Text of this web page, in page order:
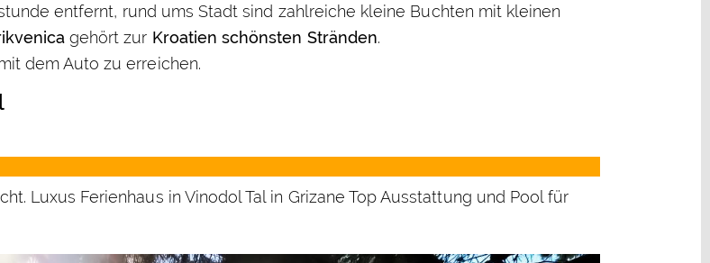
entfernt, rund ums Stadt sind zahlreiche kleine Buchten mit kleinen
gehört zur Kroatien schönsten Stränden.
dem Auto zu erreichen.
Luxus Ferienhaus in Vinodol Tal in Grizane Top Ausstattung und Pool für